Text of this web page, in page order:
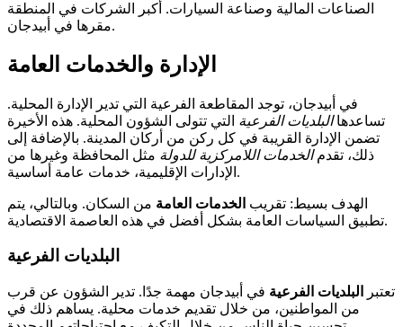
الصناعات المالية وصناعة السيارات. أكبر الشركات في المنطقة
مقرها في أبيدجان.
الإدارة والخدمات العامة
في أبيدجان، توجد المقاطعة الفرعية التي تدير الإدارة المحلية.
تساعدهاالبلديات الفرعية التي تتولى الشؤون المحلية. هذه الأخيرة
تضمن الإدارة القريبة في كل ركن من أركان المدينة. بالإضافة إلى
ذلك، تقدمالخدمات اللامركزية للدولة مثل المحافظة وغيرها من
الإدارات الإقليمية، خدمات عامة أساسية.
الهدف بسيط: تقريب الخدمات العامة من السكان. وبالتالي، يتم
تطبيق السياسات العامة بشكل أفضل في هذه العاصمة الاقتصادية.
البلديات الفرعية
تعتبر البلديات الفرعية في أبيدجان مهمة جدًا. تدير الشؤون عن قرب
من المواطنين، من خلال تقديم خدمات محلية. يساهم ذلك في